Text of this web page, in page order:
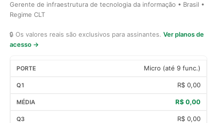
Gerente de infraestrutura de tecnologia da informação • Brasil •
Regime CLT
🔒 Os valores reais são exclusivos para assinantes. Ver planos de
acesso →
Micro (até 9 func.)
R$ 0,00
R$ 0,00
R$ 0,00